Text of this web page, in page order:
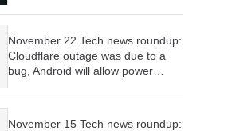
PC,
November 22 Tech news roundup:
Cloudflare outage was due to a
bug, Android will allow power
plans to make Windows 11 an
November 15 Tech news roundup: